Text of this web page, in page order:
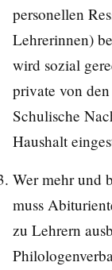
personellen
Lehrerinnen)
wird sozial
private von
Schulische
Haushalt
Wer mehr und
muss
zu Lehrern